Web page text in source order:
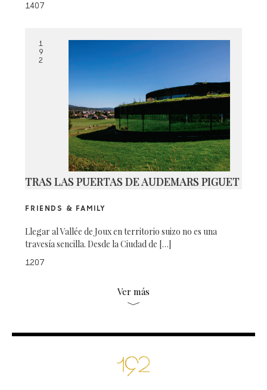
1407
1
9
2
TRAS LAS PUERTAS DE AUDEMARS PIGUET
FRIENDS & FAMILY
Llegar al Vallée de Joux en territorio suizo no es una
travesía sencilla. Desde la Ciudad de […]
1207
Ver más